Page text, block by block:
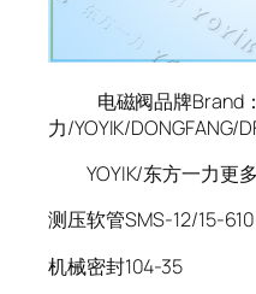
电磁阀品牌Brand：
力/YOYIK/DONGFANG/
YOYIK/东方一力更多
测压软管SMS-12/15-
机械密封104-35